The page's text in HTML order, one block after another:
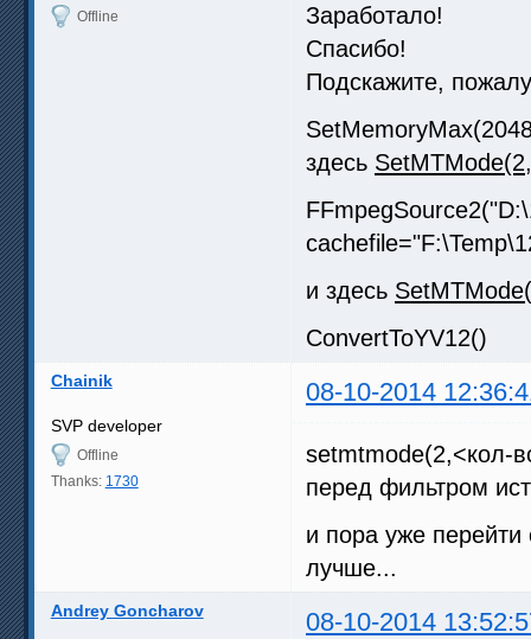
Offline
Заработало!
Спасибо!
Подскажите,
здесь
и здесь
ConvertToYV12()
Chainik 08-10-2014
SVP developer
Offline
Thanks: 1730
setmtmode(2,<кол-
перед фильтром
и пора уже
лучше...
Andrey Goncharov 08-10-2014